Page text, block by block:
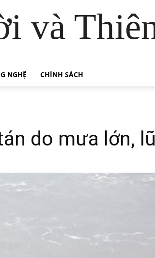
và
NGHỆ CHÍNH SÁCH
do mưa lớn,